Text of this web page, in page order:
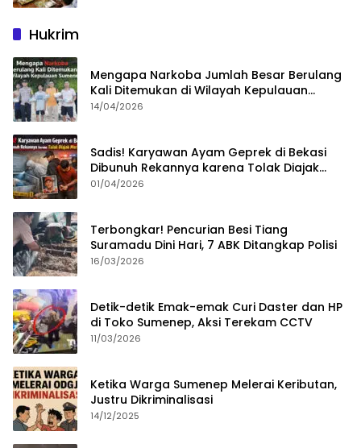
Hukrim
Mengapa Narkoba Jumlah Besar Berulang
Kali Ditemukan di Wilayah Kepulauan
Sumenep?
14/04/2026
Sadis! Karyawan Ayam Geprek di Bekasi
Dibunuh Rekannya karena Tolak Diajak
Merampok Majikan
01/04/2026
Terbongkar! Pencurian Besi Tiang
Suramadu Dini Hari, 7 ABK Ditangkap Polisi
16/03/2026
Detik-detik Emak-emak Curi Daster dan HP
di Toko Sumenep, Aksi Terekam CCTV
11/03/2026
Ketika Warga Sumenep Melerai Keributan,
Justru Dikriminalisasi
14/12/2025